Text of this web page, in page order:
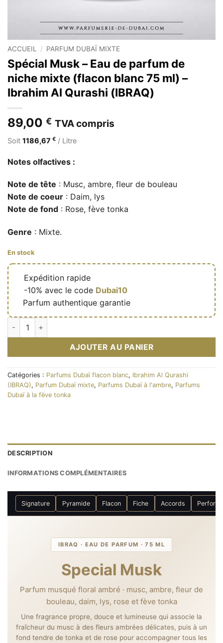
ACCUEIL / PARFUM DUBAÏ MIXTE
Spécial Musk – Eau de parfum de
niche mixte (flacon blanc 75 ml) –
Ibrahim Al Qurashi (IBRAQ)
89,00 € TVA compris
Soit 1186,67 € / Litre
Notes olfactives :
Note de tête : Musc, ambre, fleur de bouleau
Note de coeur : Daim, lys
Note de fond : Rose, fève tonka
Genre : Mixte.
En stock
Expédition rapide
-10% avec le code Dubai10
Parfum authentique garantie
quantité de Spécial Musk – Eau de parfum de niche mixte
AJOUTER AU PANIER
Catégories : Parfums Dubaï flacon blanc, Ibrahim Al Qurashi
(IBRAQ), Parfum Dubaï mixte, Parfums Dubaï à l'ambre, Parfums
Dubaï à la fève tonka
DESCRIPTION
INFORMATIONS COMPLÉMENTAIRES
Signature Pyramide Flacon Fiche Accords
IBRAQ · EAU DE PARFUM · 75 ML
Special Musk
Parfum musqué floral ambré · musc, ambre, fleur de
bouleau, daim, lys, rose et fève tonka
Une fragrance propre, douce et lumineuse qui associe la
fraîcheur du musc à des fleurs ambrées délicates, puis à un
fond tendre de tonka et de rose pour accompagner tous les